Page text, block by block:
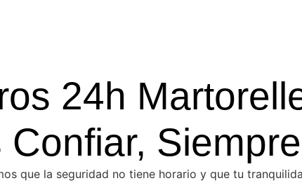
24h
Confiar,
que la seguridad no tiene horario y que tu